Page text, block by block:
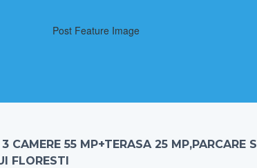
CAMERE 55 MP+TERASA 25 MP,PARCARE S
FLORESTI